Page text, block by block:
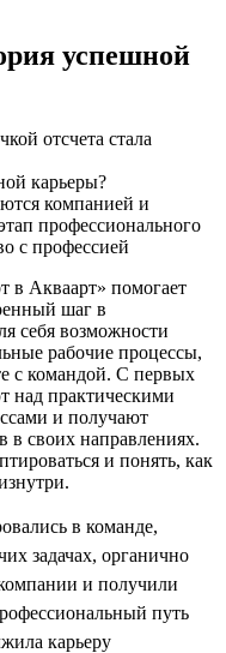
успешной
отсчета стала
компанией и
профессионального
с профессией
в Акваарт» помогает
шаг в
себя возможности
рабочие процессы,
с командой. С первых
над практическими
и получают
в своих направлениях.
и понять, как
в команде,
задачах, органично
и получили
путь
карьеру